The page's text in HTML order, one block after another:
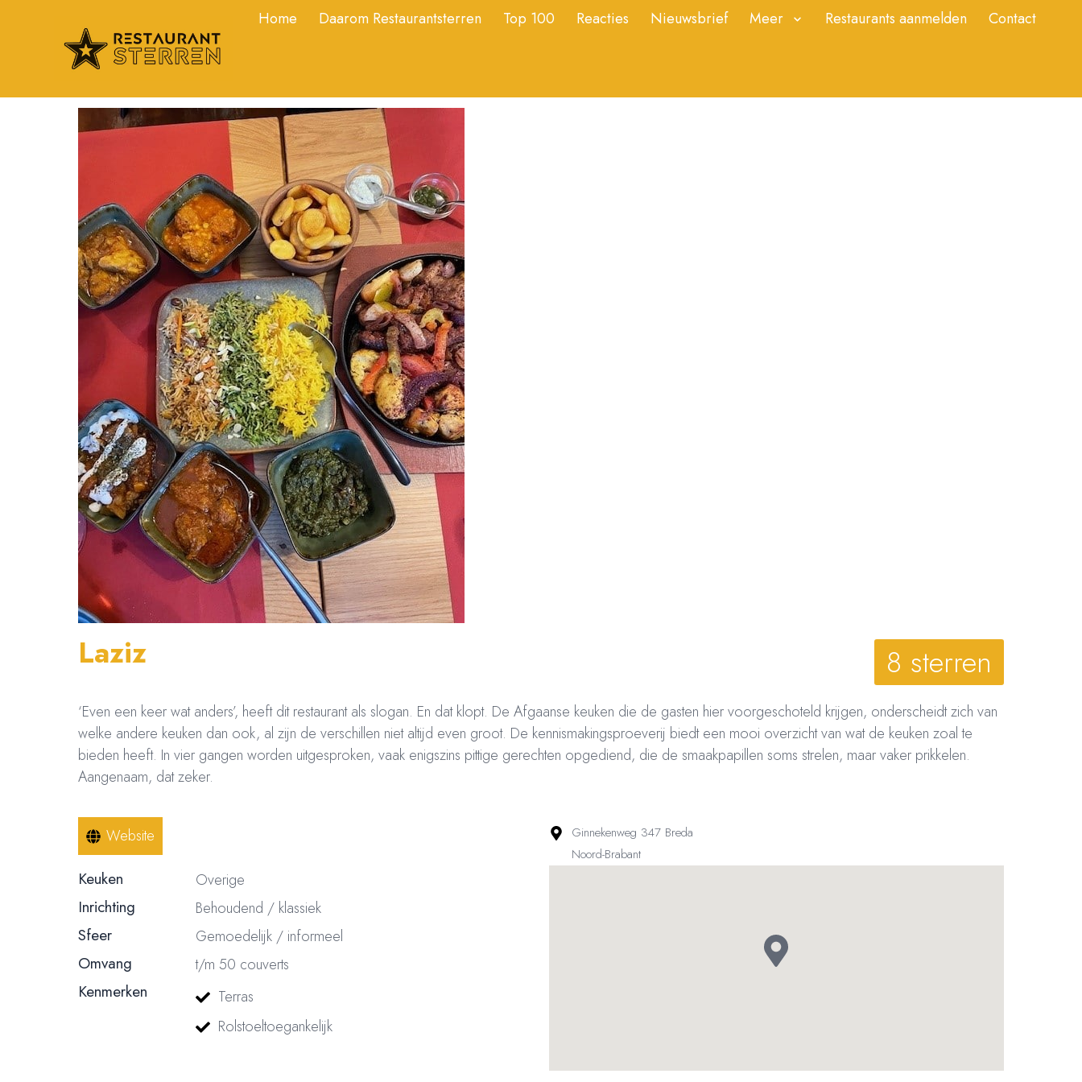
Home Daarom Restaurantsterren Top 100 Reacties Nieuwsbrief Meer Restaurants aanmelden Contact
Laziz 8 sterren
‘Even een keer wat anders’, heeft dit restaurant als slogan. En dat klopt. De Afgaanse keuken die de gasten hier voorgeschoteld krijgen, onderscheidt zich van
welke andere keuken dan ook, al zijn de verschillen niet altijd even groot. De kennismakingsproeverij biedt een mooi overzicht van wat de keuken zoal te
bieden heeft. In vier gangen worden uitgesproken, vaak enigszins pittige gerechten opgediend, die de smaakpapillen soms strelen, maar vaker prikkelen.
Aangenaam, dat zeker.
Website
Keuken Overige
Inrichting Behoudend / klassiek
Sfeer Gemoedelijk / informeel
Omvang t/m 50 couverts
Kenmerken
Terras
Rolstoeltoegankelijk
Ginnekenweg 347 Breda
Noord-Brabant
© 2023, 2024, 2025, 2026 – Alle rechten voorbehouden/ All rights reserved – Restaurantsterren –